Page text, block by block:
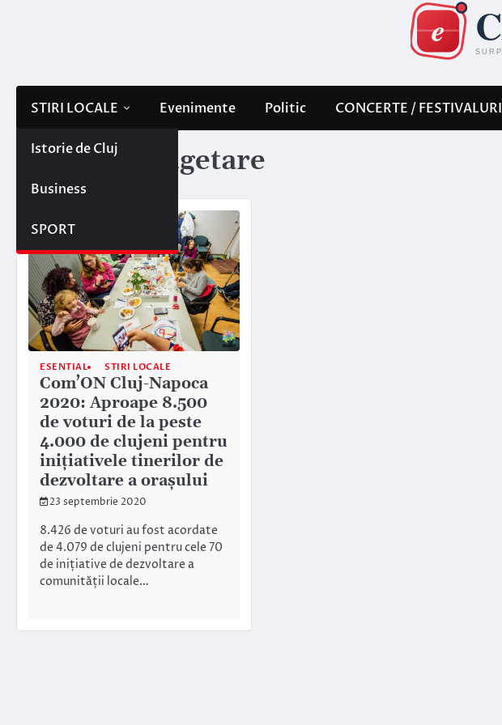
STIRI LOCALE
Istorie de Cluj
Business
SPORT
Evenimente Politic CONCERTE / FESTIVALURI
Etichetă: bugetare
ESENTIAL STIRI LOCALE
Com’ON Cluj-Napoca
2020: Aproape 8.500
de voturi de la peste
4.000 de clujeni pentru
inițiativele tinerilor de
dezvoltare a orașului
23 septembrie 2020
8.426 de voturi au fost acordate
de 4.079 de clujeni pentru cele 70
de inițiative de dezvoltare a
comunității locale…